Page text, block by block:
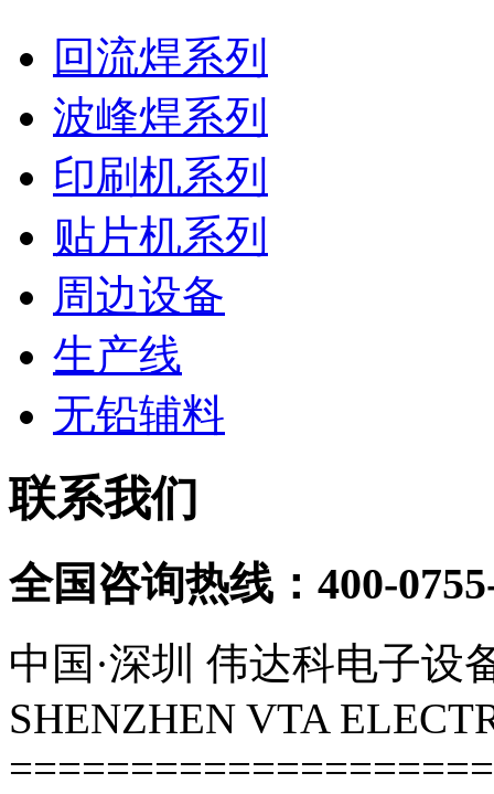
回流焊系列
波峰焊系列
印刷机系列
贴片机系列
周边设备
生产线
无铅辅料
联系我们
全国咨询热线： 400-
中国·深圳 伟达科电子设
SHENZHEN VTA